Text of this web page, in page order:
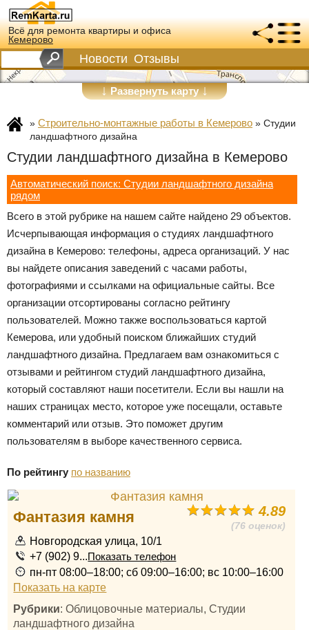
Всё для ремонта квартиры и офиса
Кемерово
Новости Отзывы
↓Развернуть карту↓
» Строительно-монтажные работы в Кемерово » Студии
ландшафтного дизайна
Студии ландшафтного дизайна в Кемерово
Автоматический поиск: Студии ландшафтного дизайна
рядом
Всего в этой рубрике на нашем сайте найдено 29 объектов.
Исчерпывающая информация о студиях ландшафтного
дизайна в Кемерово: телефоны, адреса организаций. У нас
вы найдете описания заведений с часами работы,
фотографиями и ссылками на официальные сайты. Все
организации отсортированы согласно рейтингу
пользователей. Можно также воспользоваться картой
Кемерова, или удобный поиском ближайших студий
ландшафтного дизайна. Предлагаем вам ознакомиться с
отзывами и рейтингом студий ландшафтного дизайна,
который составляют наши посетители. Если вы нашли на
наших страницах место, которое уже посещали, оставьте
комментарий или отзыв. Это поможет другим
пользователям в выборе качественного сервиса.
По рейтингу по названию
4.89
(76 оценок)
Фантазия камня
Новгородская улица, 10/1
+7 (902) 9...Показать телефон
пн-пт 08:00–18:00; сб 09:00–16:00; вс 10:00–16:00
Показать на карте
Рубрики: Облицовочные материалы, Студии
ландшафтного дизайна